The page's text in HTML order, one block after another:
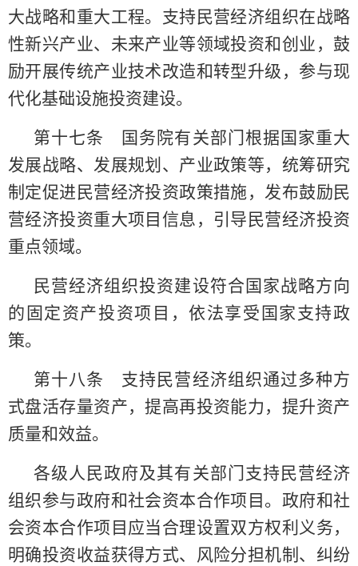
大战略和重大工程。支持民营经济组织在战略
性新兴产业、未来产业等领域投资和创业，鼓
励开展传统产业技术改造和转型升级，参与现
代化基础设施投资建设。
第十七条 国务院有关部门根据国家重大
发展战略、发展规划、产业政策等，统筹研究
制定促进民营经济投资政策措施，发布鼓励民
营经济投资重大项目信息，引导民营经济投资
重点领域。
民营经济组织投资建设符合国家战略方向
的固定资产投资项目，依法享受国家支持政
策。
第十八条 支持民营经济组织通过多种方
式盘活存量资产，提高再投资能力，提升资产
质量和效益。
各级人民政府及其有关部门支持民营经济
组织参与政府和社会资本合作项目。政府和社
会资本合作项目应当合理设置双方权利义务，
明确投资收益获得方式、风险分担机制、纠纷